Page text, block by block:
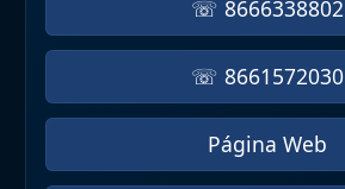
☏ 8666338802
☏ 8661572030
Página Web